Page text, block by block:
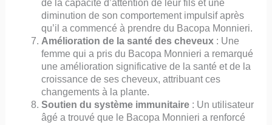
de la capacité d’attention de leur fils et une
diminution de son comportement impulsif après
qu’il a commencé à prendre du Bacopa Monnieri.
Amélioration de la santé des cheveux : Une
femme qui a pris du Bacopa Monnieri a remarqué
une amélioration significative de la santé et de la
croissance de ses cheveux, attribuant ces
changements à la plante.
Soutien du système immunitaire : Un utilisateur
âgé a trouvé que le Bacopa Monnieri a renforcé